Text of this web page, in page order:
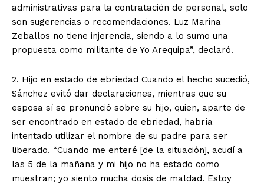
administrativas para la contratación de personal, solo
son sugerencias o recomendaciones. Luz Marina
Zeballos no tiene injerencia, siendo a lo sumo una
propuesta como militante de Yo Arequipa”, declaró.
2. Hijo en estado de ebriedad Cuando el hecho sucedió,
Sánchez evitó dar declaraciones, mientras que su
esposa sí se pronunció sobre su hijo, quien, aparte de
ser encontrado en estado de ebriedad, habría
intentado utilizar el nombre de su padre para ser
liberado. “Cuando me enteré [de la situación], acudí a
las 5 de la mañana y mi hijo no ha estado como
muestran; yo siento mucha dosis de maldad. Estoy